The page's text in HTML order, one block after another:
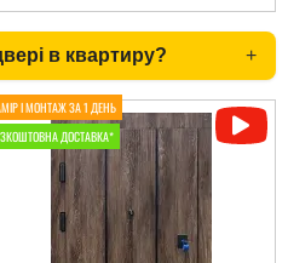
в квартиру? +